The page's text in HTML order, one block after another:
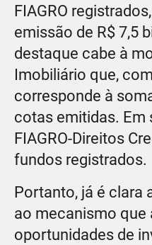
FIAGRO
emissão de R$ 7,5
destaque cabe à
Imobiliário que,
corresponde à
cotas emitidas. Em
FIAGRO-Direitos
fundos registrados.
Portanto, já é clara
ao mecanismo que
oportunidades de